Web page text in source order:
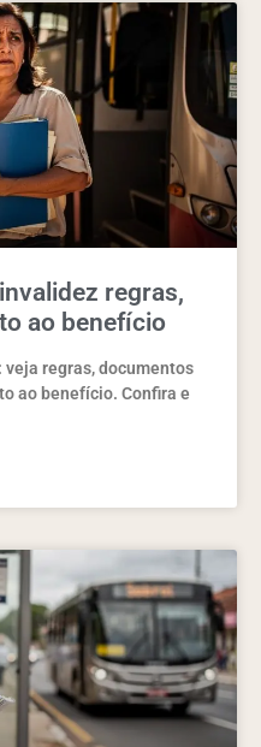
regras,
ao benefício
regras, documentos
ao benefício. Confira e